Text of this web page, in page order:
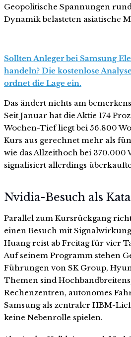
Geopolitische Spannungen
Dynamik belasteten asiatische
Sollten Anleger bei Samsung
handeln? Die kostenlose
ordnet die Lage ein.
Das ändert nichts am
Seit Januar hat die Aktie 174
Wochen-Tief liegt bei 56.800
Kurs aus gerechnet mehr als
wie das Allzeithoch bei 370.000
signalisiert allerdings
Nvidia-Besuch als
Parallel zum Kursrückgang
einen Besuch mit
Huang reist ab Freitag für vier
Auf seinem Programm stehen
Führungen von SK Group,
Themen sind
Rechenzentren, autonomes
Samsung als zentraler HBM-
keine Nebenrolle spielen.